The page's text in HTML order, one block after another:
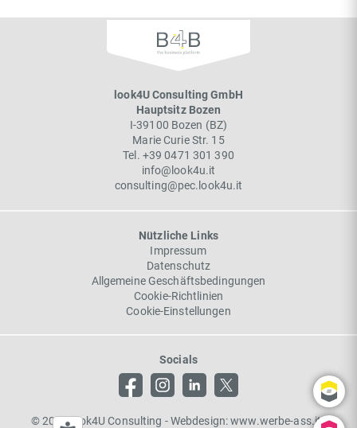
look4U Consulting GmbH
Hauptsitz Bozen
I-39100 Bozen (BZ)
Marie Curie Str. 15
Tel. +39 0471 301 390
info@look4u.it
consulting@pec.look4u.it
Nützliche Links
Impressum
Datenschutz
Allgemeine Geschäftsbedingungen
Cookie-Richtlinien
Cookie-Einstellungen
Socials
©2026 look4U Consulting -Webdesign:www.werbe-ass.it|